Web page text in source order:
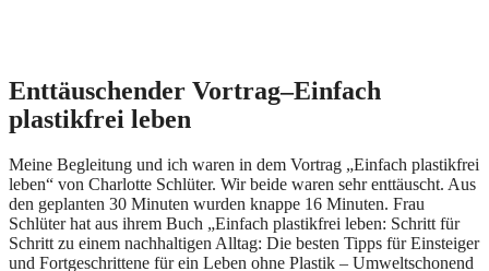
Enttäuschender Vortrag–Einfach
plastikfrei leben
Meine Begleitung und ich waren in dem Vortrag „Einfach plastikfrei
leben“ von Charlotte Schlüter. Wir beide waren sehr enttäuscht. Aus
den geplanten 30 Minuten wurden knappe 16 Minuten. Frau
Schlüter hat aus ihrem Buch „Einfach plastikfrei leben: Schritt für
Schritt zu einem nachhaltigen Alltag: Die besten Tipps für Einsteiger
und Fortgeschrittene für ein Leben ohne Plastik – Umweltschonend